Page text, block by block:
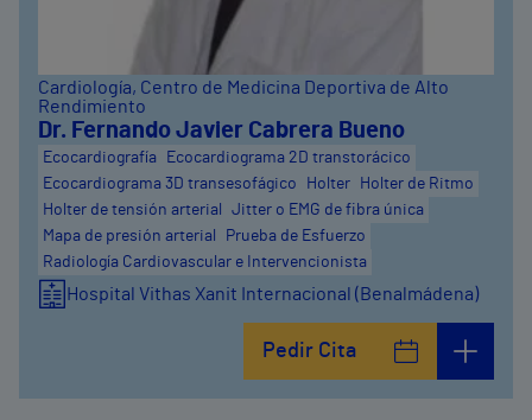
Cardiología, Centro de Medicina Deportiva de Alto
Rendimiento
Dr. Fernando Javier Cabrera Bueno
Ecocardiografía
Ecocardiograma 2D transtorácico
Ecocardiograma 3D transesofágico
Holter
Holter de Ritmo
Holter de tensión arterial
Jitter o EMG de fibra única
Mapa de presión arterial
Prueba de Esfuerzo
Radiología Cardiovascular e Intervencionista
Hospital Vithas Xanit Internacional (Benalmádena)
Pedir Cita